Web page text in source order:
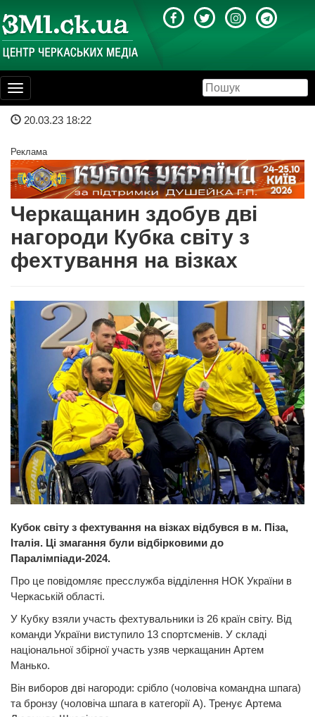
Toggle
navigation
20.03.23 18:22
Реклама
Черкащанин здобув дві
нагороди Кубка світу з
фехтування на візках
Кубок світу з фехтування на візках відбувся в м. Піза,
Італія. Ці змагання були відбірковими до
Паралімпіади-2024.
Про це повідомляє пресслужба відділення НОК України в
Черкаській області.
У Кубку взяли участь фехтувальники із 26 країн світу. Від
команди України виступило 13 спортсменів. У складі
національної збірної участь узяв черкащанин Артем
Манько.
Він виборов дві нагороди: срібло (чоловіча командна шпага)
та бронзу (чоловіча шпага в категорії А). Тренує Артема